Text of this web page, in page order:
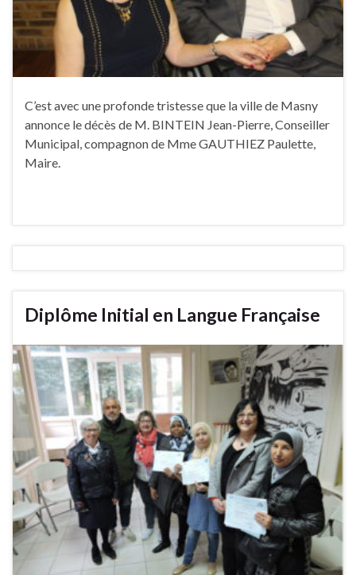
C’est avec une profonde tristesse que la ville de Masny
annonce le décès de M. BINTEIN Jean-Pierre, Conseiller
Municipal, compagnon de Mme GAUTHIEZ Paulette,
Maire.
Diplôme Initial en Langue Française